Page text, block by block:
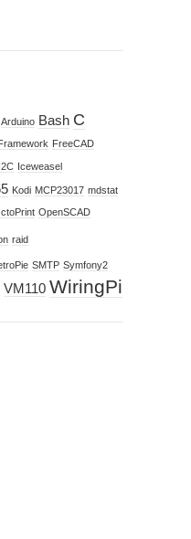
Arduino Bash C
FreeCAD
I2C Iceweasel
Kodi MCP23017 mdstat
OpenSCAD
raid
SMTP Symfony2
VM110 WiringPi